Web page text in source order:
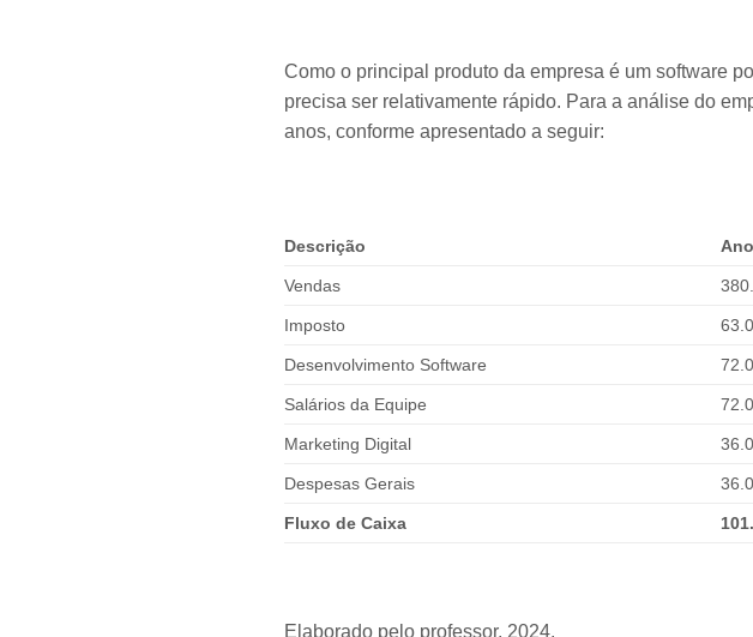
Como o principal produto da empresa é um software
precisa ser relativamente rápido. Para a análise do
anos, conforme apresentado a seguir:
Descrição
Vendas
Imposto
Desenvolvimento Software
Salários da Equipe
Marketing Digital
Despesas Gerais
Fluxo de Caixa
Elaborado pelo professor, 2024.